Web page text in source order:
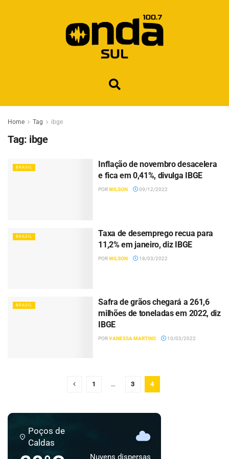
Home Tag ibge
Tag: ibge
BRASIL
Inflação de novembro desacelera
e fica em 0,41%, divulga IBGE
PORWILSON 09/12/2022
BRASIL
Taxa de desemprego recua para
11,2% em janeiro, diz IBGE
PORWILSON 18/03/2022
BRASIL
Safra de grãos chegará a 261,6
milhões de toneladas em 2022, diz
IBGE
PORVANESSA MARTINS 10/03/2022
1 … 3 4
Poços de
Caldas
Nuvens dispersas